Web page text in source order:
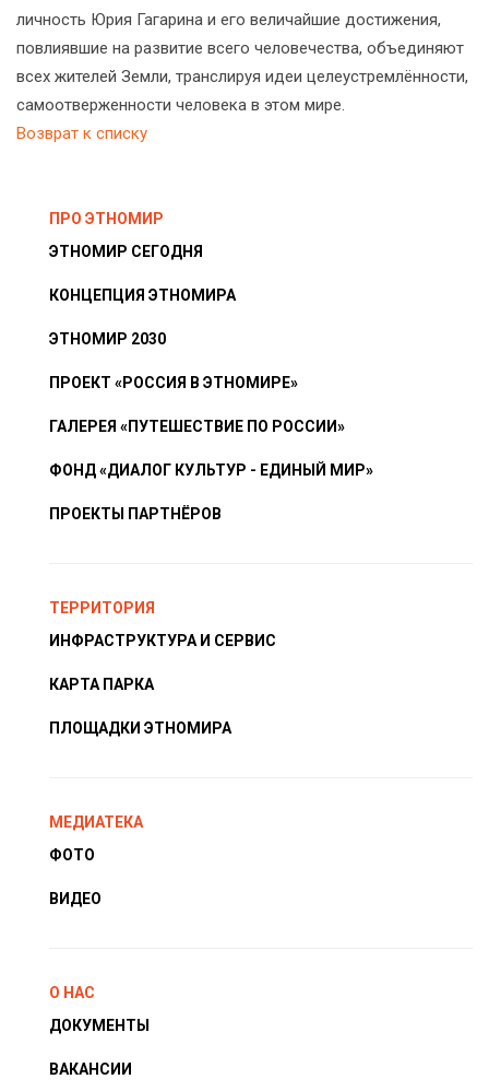
личность Юрия Гагарина и его величайшие достижения,
повлиявшие на развитие всего человечества, объединяют
всех жителей Земли, транслируя идеи целеустремлённости,
самоотверженности человека в этом мире.
Возврат к списку
ПРО ЭТНОМИР
ЭТНОМИР СЕГОДНЯ
КОНЦЕПЦИЯ ЭТНОМИРА
ЭТНОМИР 2030
ПРОЕКТ «РОССИЯ В ЭТНОМИРЕ»
ГАЛЕРЕЯ «ПУТЕШЕСТВИЕ ПО РОССИИ»
ФОНД «ДИАЛОГ КУЛЬТУР - ЕДИНЫЙ МИР»
ПРОЕКТЫ ПАРТНЁРОВ
ТЕРРИТОРИЯ
ИНФРАСТРУКТУРА И СЕРВИС
КАРТА ПАРКА
ПЛОЩАДКИ ЭТНОМИРА
МЕДИАТЕКА
ФОТО
ВИДЕО
О НАС
ДОКУМЕНТЫ
ВАКАНСИИ